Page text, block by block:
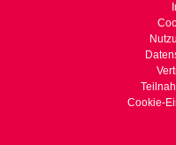
Cookie-